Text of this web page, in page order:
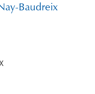
Baudreix